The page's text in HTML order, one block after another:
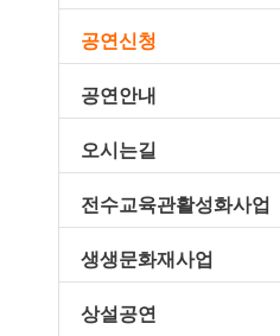
공연신청
공연안내
오시는길
전수교육관활성화사업
생생문화재사업
상설공연